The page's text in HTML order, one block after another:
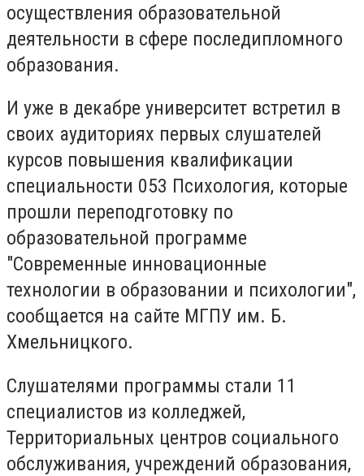
осуществления образовательной
деятельности в сфере последипломного
образования.
И уже в декабре университет встретил в
своих аудиториях первых слушателей
курсов повышения квалификации
специальности 053 Психология, которые
прошли переподготовку по
образовательной программе
"Современные инновационные
технологии в образовании и психологии",
сообщается на сайте МГПУ им. Б.
Хмельницкого.
Слушателями программы стали 11
специалистов из колледжей,
Территориальных центров социального
обслуживания, учреждений образования,